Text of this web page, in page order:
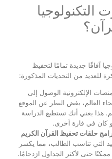
آفاقًا جديدة تمامًا لتحفيظ
للعديد من التحديات المذكورة:
الإلكترونية الوصول إلى
العالم، بغض النظر عن الموقع
هذا يعني أنك تستطيع الدراسة
كان في قارة أخرى.
حلقات تحفيظ القرآن الكريم
التي تناسب الطالب، مما يكسر
حتى لأكثر الجداول ازدحامًا.